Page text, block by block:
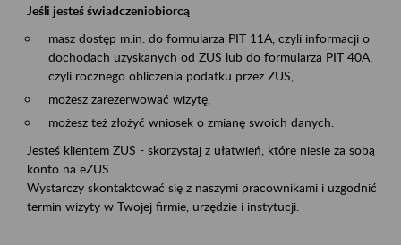
Jeśli jesteś świadczeniobiorcą
masz dostęp m.in. do formularza PIT 11A, czyli informacji o
dochodach uzyskanych od ZUS lub do formularza PIT 40A,
czyli rocznego obliczenia podatku przez ZUS,
możesz zarezerwować wizytę,
możesz też złożyć wniosek o zmianę swoich danych.
Jesteś klientem ZUS - skorzystaj z ułatwień, które niesie za sobą
konto na eZUS.
Wystarczy skontaktować się z naszymi pracownikami i uzgodnić
termin wizyty w Twojej firmie, urzędzie i instytucji.